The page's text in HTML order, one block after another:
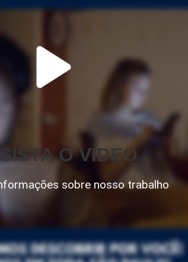
O VIDEO
sobre nosso trabalho